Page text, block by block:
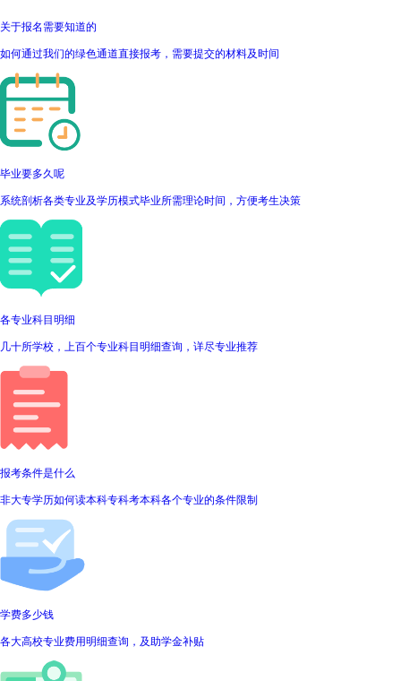
关于报名需要知道的
如何通过我们的绿色通道直接报考，需要提交的材料及时间
毕业要多久呢
系统剖析各类专业及学历模式毕业所需理论时间，方便考生决策
各专业科目明细
几十所学校，上百个专业科目明细查询，详尽专业推荐
报考条件是什么
非大专学历如何读本科专科考本科各个专业的条件限制
学费多少钱
各大高校专业费用明细查询，及助学金补贴